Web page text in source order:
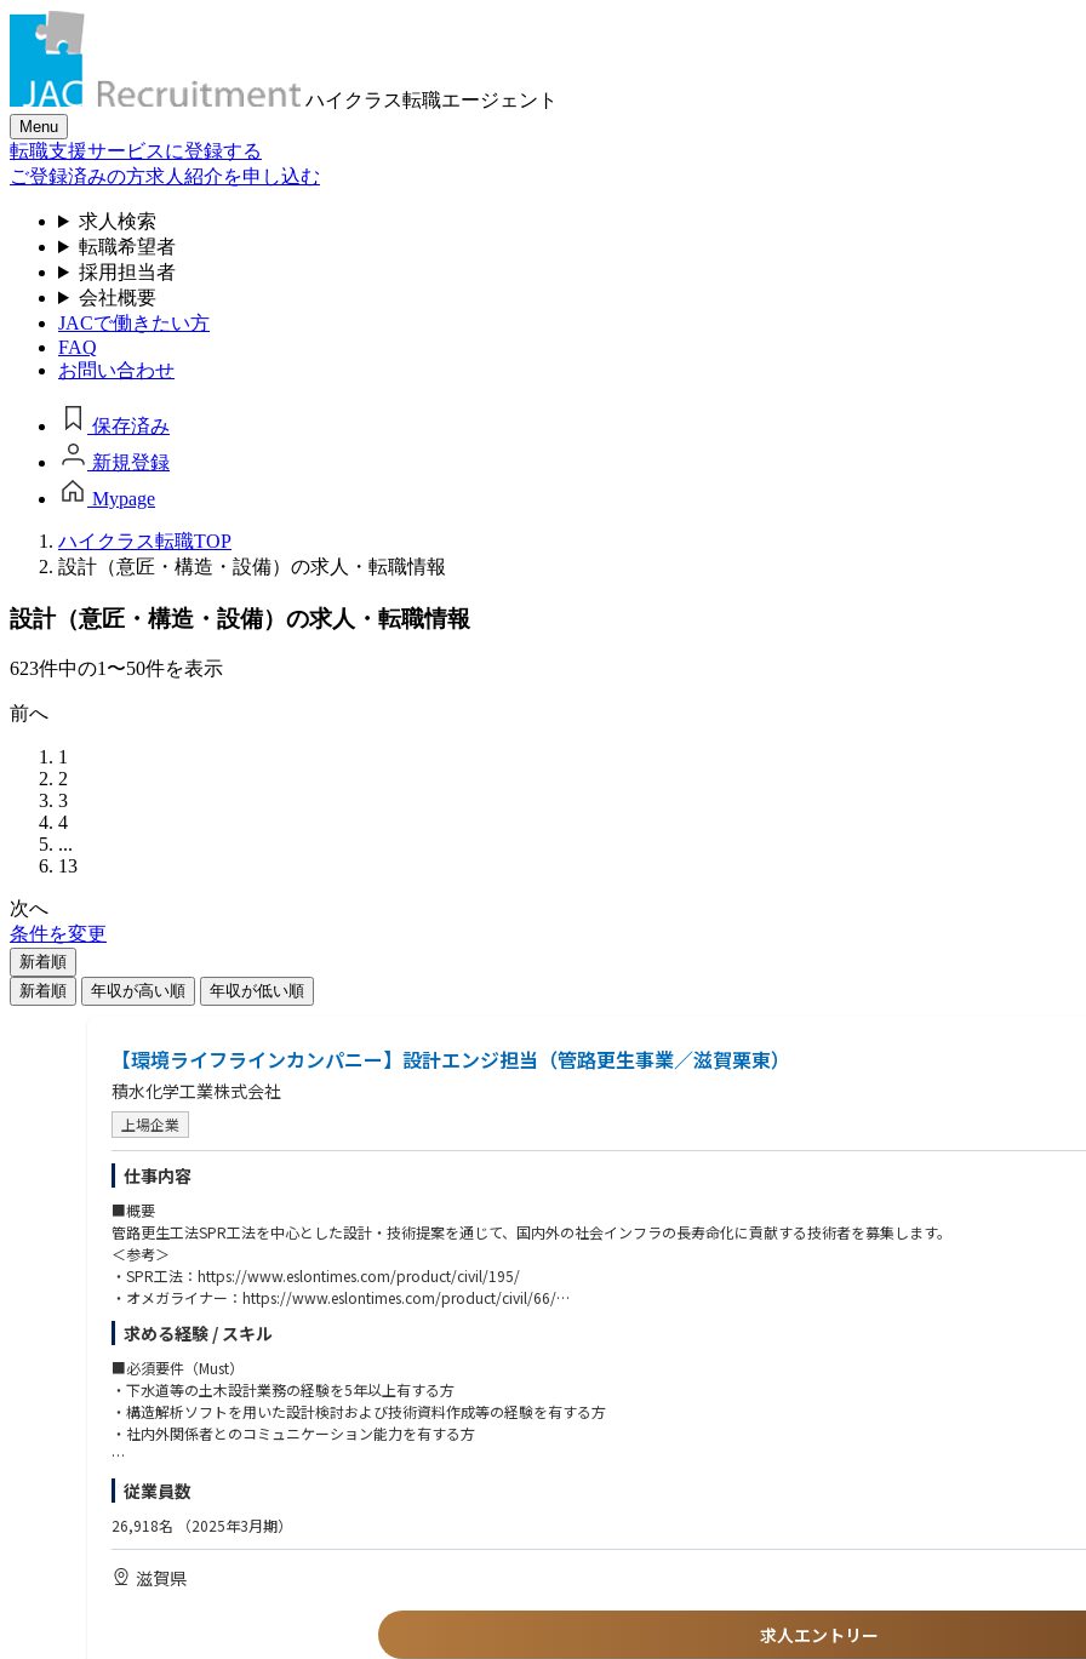
ハイクラス転職エージェント
Menu
転職支援サービスに登録する
ご登録済みの方求人紹介を申し込む
求人検索
転職希望者
採用担当者
会社概要
JACで働きたい方
FAQ
お問い合わせ
保存済み
新規登録
Mypage
ハイクラス転職TOP
設計（意匠・構造・設備）の求人・転職情報
設計（意匠・構造・設備）の求人・転職情報
623件中の1〜50件を表示
前へ
1
2
3
4
...
13
次へ
条件を変更
新着順
新着順
年収が高い順 年収が低い順
【環境ライフラインカンパニー】設計エンジ担当（管路更生事業／滋賀栗東）
積水化学工業株式会社
上場企業
仕事内容
■概要
管路更生工法SPR工法を中心とした設計・技術提案を通じて、国内外の社会インフラの長寿命化に貢献する技術者を募集します。
＜参考＞
・SPR工法：https://www.eslontimes.com/product/civil/195/
・オメガライナー：https://www.eslontimes.com/product/civil/66/
■業務内容
これまでの知識・経験を活かして、管路更生工法の設計担当として活躍いただきます。
・自治体、コンサルからの更生検討依頼への対応（構造計算・積算等）
・新工法の開発支援
・更生工法に関する公的基準化、認証取得活動 等
在宅勤務制度（週2回まで）があります。
業務状況に応じて出社と在宅勤務を組み合わせた柔軟な働き方が可能です。
出張は月に数回あります。
インフラ老朽化への対応は大きな社会課題です。私たちは管路更生分野のトップランナーとしてインフラ長寿命化に取り組んでいます。顧客ニーズ
求める経験 / スキル
■必須要件（Must）
・下水道等の土木設計業務の経験を5年以上有する方
・構造解析ソフトを用いた設計検討および技術資料作成等の経験を有する方
・社内外関係者とのコミュニケーション能力を有する方
■歓迎要件（Want）
・建設コンサルタント勤務経験
・下水道に関する知識、更生工法に関する知識や経験をお持ちの方は尚可
従業員数
26,918名 （2025年3月期）
滋賀県
求人エントリー